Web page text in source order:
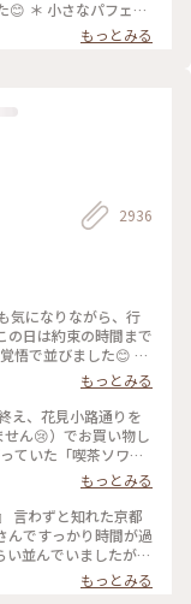
てこし餡が入ってい
きました😊 ＊ 人気か
で 注文したあとにす
が🎐 陶器のブルーの
😊 ＊ 小さなパフェと
ェのセットが復活し
さな抹茶アイスとク
り 美味しかったで
奥の中庭前の席が2
に座る事ができま
ぞのcafe＆galleryは
時に足が向いてしま
もっとみる
2936
気になりながら、行
日は約束の時間まで
悟で並びました😊 待
界を想像し、ワクワ
の、部屋が見渡せる
界に入ったようです
ックでキレイ✨ 頼ん
優しいランプの明か
かしい感じや優しい
ズで、ゼリーだと思
た💦 あっという間に
囲気の中にいたくて
きっと外には長い行
ました。 またこの
もっとみる
え、花見小路通りを
ん😢）でお買い物し
ていた「喫茶ソワ
ので長蛇の列ができ
２組しか待っていま
階の窓側の席へ。若
けで来ているグルー
うさんはゼリーポン
気は、暗めの照明で
。 美味しくいただ
もっとみる
言わずと知れた京都
んですっかり時間が過
並んでいましたが、
た。 昔ながらのお店
く2階の窓辺の 小さな
もっとみる